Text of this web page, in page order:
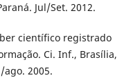
Jul/Set. 2012.
científico registrado
Ci. Inf., Brasília,
ago. 2005.